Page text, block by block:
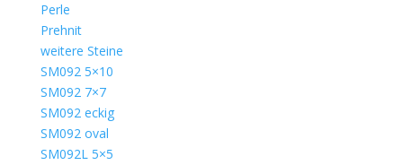
Perle
Prehnit
weitere Steine
SM092 5×10
SM092 7×7
SM092 eckig
SM092 oval
SM092L 5×5